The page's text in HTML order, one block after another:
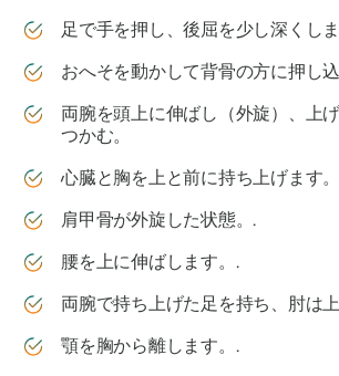
足で手を押し、後屈を少し深くし
おへそを動かして背骨の方に押し
両腕を頭上に伸ばし（外旋）、上
つかむ。
心臓と胸を上と前に持ち上げます
肩甲骨が外旋した状態。.
腰を上に伸ばします。.
両腕で持ち上げた足を持ち、肘は
顎を胸から離します。.